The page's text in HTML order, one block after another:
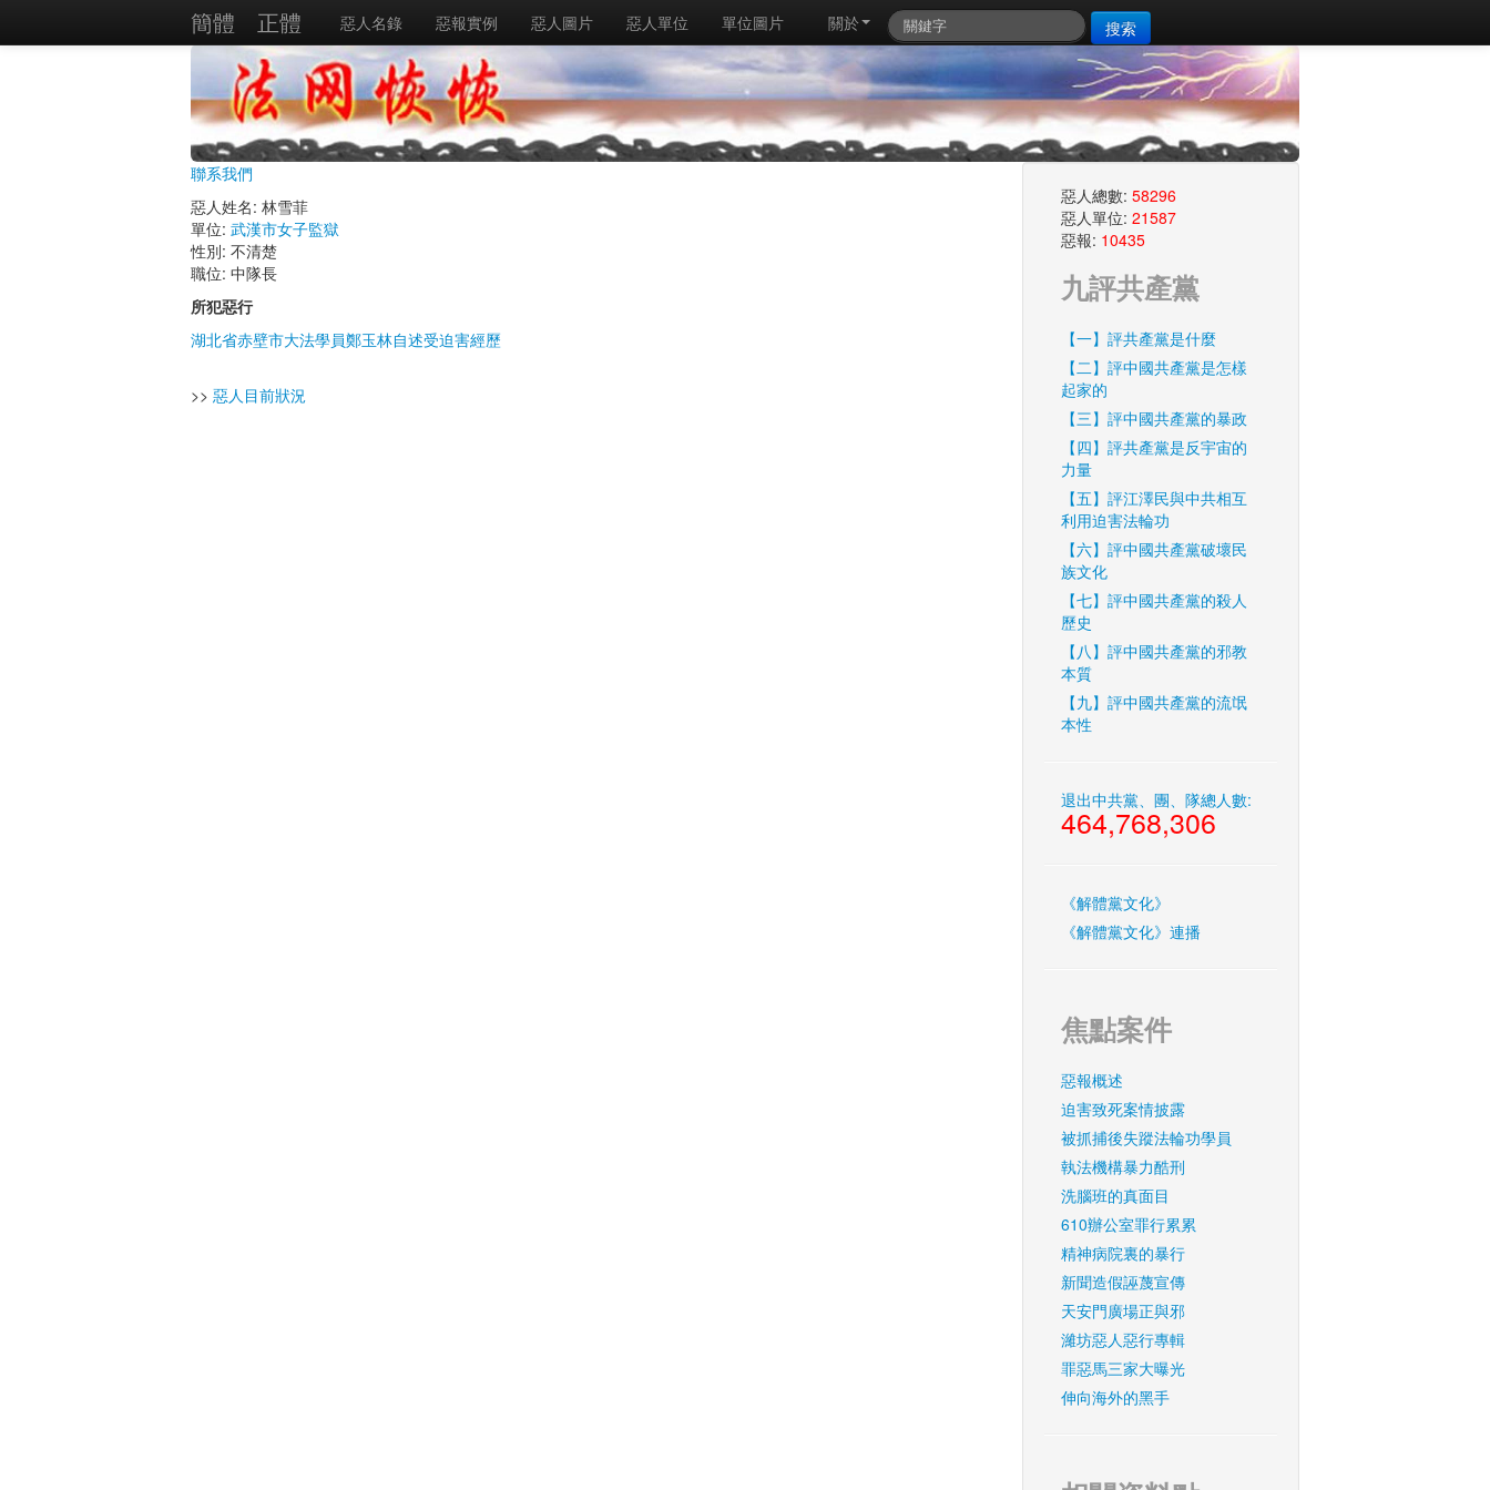
簡體 正體 惡人名錄 惡報實例 惡人圖片 惡人單位 單位圖片 搜索
關於
聯系我們
惡人姓名: 林雪菲
單位: 武漢市女子監獄
性別: 不清楚
職位: 中隊長
所犯惡行
湖北省赤壁市大法學員鄭玉林自述受迫害經歷
>> 惡人目前狀況
惡人總數: 58296
惡人單位: 21587
惡報: 10435
九評共產黨
【一】評共產黨是什麼
【二】評中國共產黨是怎樣
起家的
【三】評中國共產黨的暴政
【四】評共產黨是反宇宙的
力量
【五】評江澤民與中共相互
利用迫害法輪功
【六】評中國共產黨破壞民
族文化
【七】評中國共產黨的殺人
歷史
【八】評中國共產黨的邪教
本質
【九】評中國共產黨的流氓
本性
退出中共黨、團、隊總人數:
464,768,306
《解體黨文化》
《解體黨文化》連播
焦點案件
惡報概述
迫害致死案情披露
被抓捕後失蹤法輪功學員
執法機構暴力酷刑
洗腦班的真面目
610辦公室罪行累累
精神病院裏的暴行
新聞造假誣蔑宣傳
天安門廣場正與邪
濰坊惡人惡行專輯
罪惡馬三家大曝光
伸向海外的黑手